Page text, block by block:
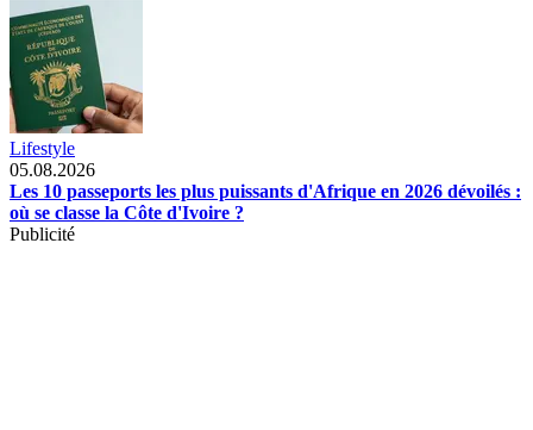
Lifestyle
05.08.2026
Les 10 passeports les plus puissants d'Afrique en 2026 dévoilés :
où se classe la Côte d'Ivoire ?
Publicité